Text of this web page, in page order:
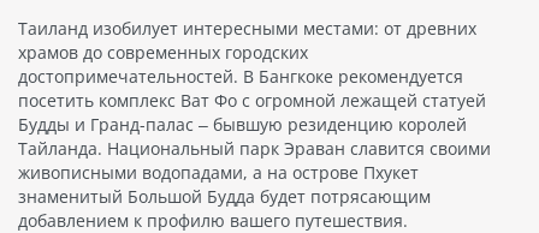
Таиланд изобилует интересными местами: от древних
храмов до современных городских
достопримечательностей. В Бангкоке рекомендуется
посетить комплекс Ват Фо с огромной лежащей статуей
Будды и Гранд-палас – бывшую резиденцию королей
Тайланда. Национальный парк Эраван славится своими
живописными водопадами, а на острове Пхукет
знаменитый Большой Будда будет потрясающим
добавлением к профилю вашего путешествия.